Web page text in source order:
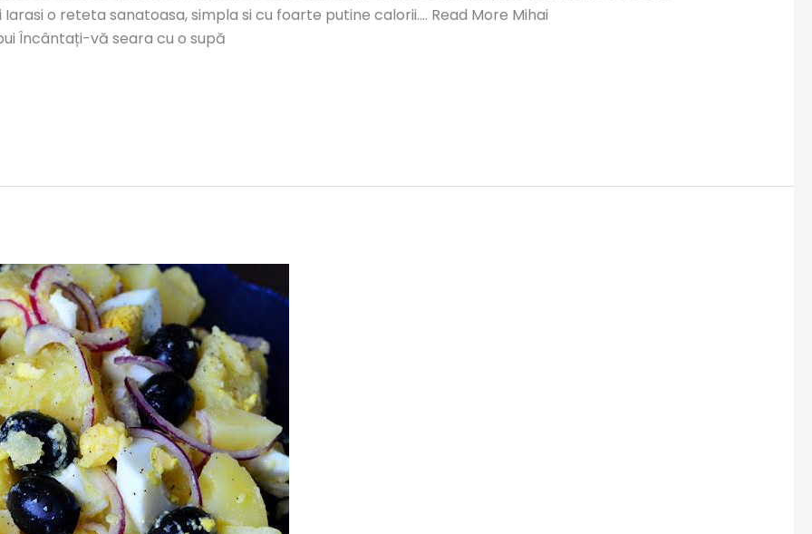
o reteta sanatoasa, simpla si cu foarte putine calorii…. Read More Mihai
Încântați-vă seara cu o supă